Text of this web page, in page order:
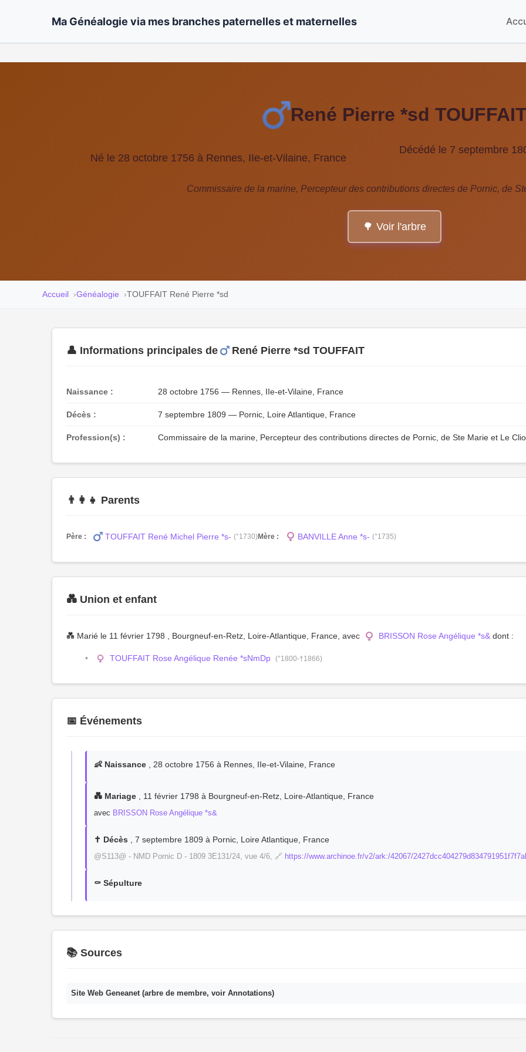
Ma Généalogie via mes branches paternelles et maternelles
René Pierre *sd
Né le 28 octobre 1756 à Rennes, IIe-et-Vilaine, France
Décédé le 7 septembre
Commissaire de la marine, Percepteur des contributions directes de Pornic, de
🌳 Voir l'arbre
Accueil Généalogie TOUFFAIT René Pierre *sd
👤 Informations principales de René Pierre *sd TOUFFAIT
Naissance : 28 octobre 1756 — Rennes, IIe-et-Vilaine, France
Décès : 7 septembre 1809 — Pornic, Loire Atlantique, France
Profession(s) : Commissaire de la marine, Percepteur des contributions directes de Pornic, de Ste Marie et Le
👨‍👩‍👧 Parents
Père : TOUFFAIT René Michel Pierre *s- (°1730)Mère : BANVILLE Anne *s- (°1735)
💑 Union et enfant
💑 Marié le 11 février 1798 , Bourgneuf-en-Retz, Loire-Atlantique, France, avec BRISSON Rose Angélique *s& dont :
TOUFFAIT Rose Angélique Renée *sNmDp (°1800-†1866)
📅 Événements
👶 Naissance , 28 octobre 1756 à Rennes, IIe-et-Vilaine, France
💑 Mariage , 11 février 1798 à Bourgneuf-en-Retz, Loire-Atlantique, France
avec BRISSON Rose Angélique *s&
✝️ Décès , 7 septembre 1809 à Pornic, Loire Atlantique, France
@S113@ - NMD Pornic D - 1809 3E131/24, vue 4/6, 🔗 https://www.archinoe.fr/v2/ark:/42067/
⚰️ Sépulture
📚 Sources
Site Web Geneanet (arbre de membre, voir Annotations)